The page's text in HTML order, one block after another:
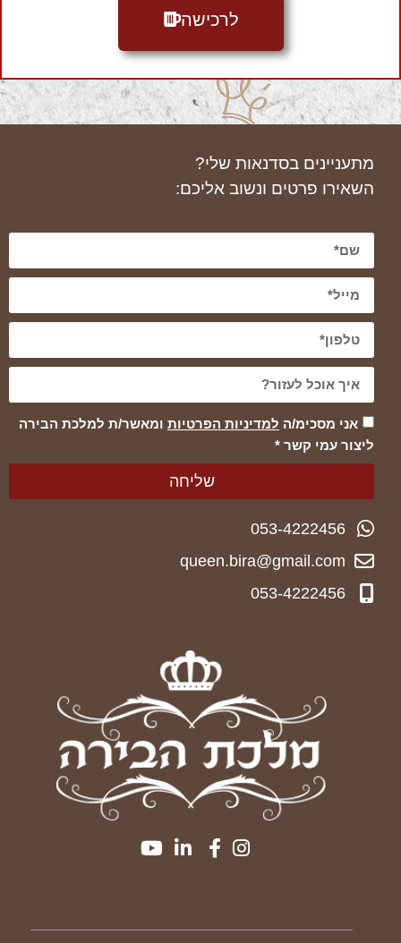
לרכישה
053-4222456
queen.bira@gmail.com
053-4222456
מתעניינים בסדנאות שלי?
השאירו פרטים ונשוב אליכם:
אני מסכימ/ה למדיניות הפרטיות ומאשר/ת למלכת הבירה
ליצור עמי קשר *
שליחה